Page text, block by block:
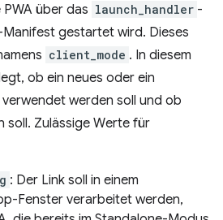
PWA über das launch_handler -
gestartet wird. Dieses
client_mode . In diesem
ob ein neues oder ein
werden soll und ob
soll. Zulässige Werte für
: Der Link soll in einem
Fenster verarbeitet werden,